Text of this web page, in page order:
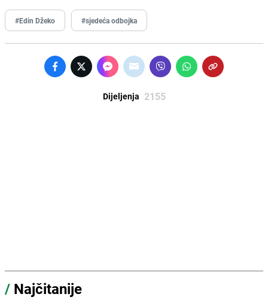
#Edin Džeko #sjedeća odbojka
Dijeljenja 2155
/ Najčitanije